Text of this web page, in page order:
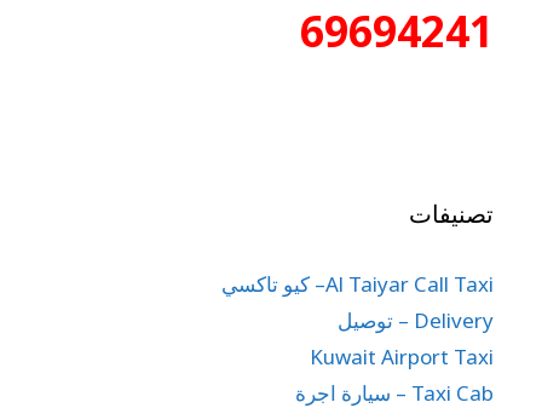
69694241
تصنيفات
Al Taiyar Call Taxi– كيو تاكسي
Delivery – توصيل
Kuwait Airport Taxi
Taxi Cab – سيارة اجرة